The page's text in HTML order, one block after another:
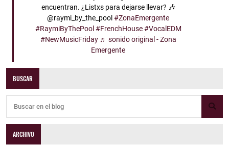
encuentran. ¿Listxs para dejarse llevar? 🎶
@raymi_by_the_pool#ZonaEmergente
#RaymiByThePool #FrenchHouse #VocalEDM
#NewMusicFriday ♬ sonido original - Zona
Emergente
BUSCAR
ARCHIVO